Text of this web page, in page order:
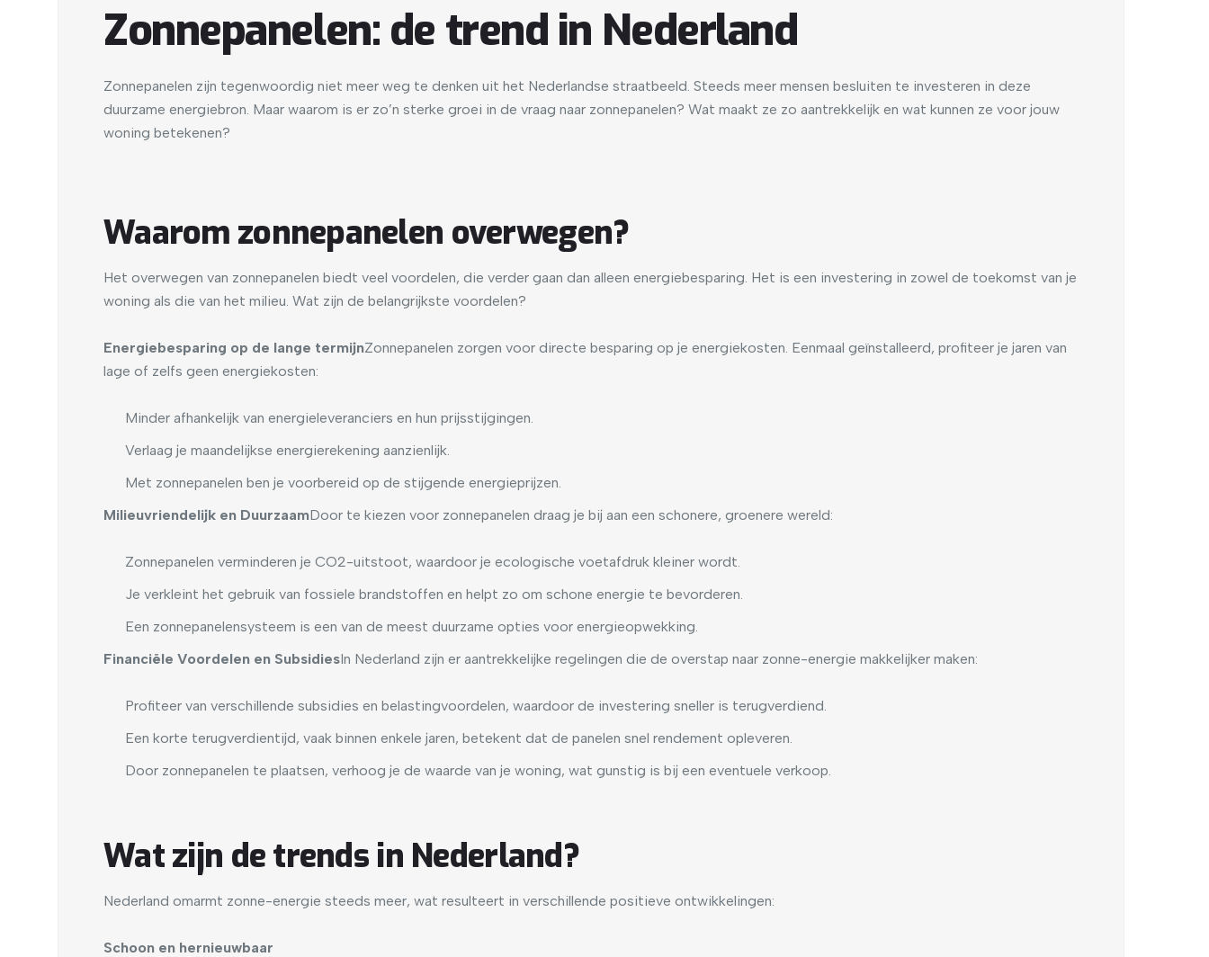
Zonnepanelen: de trend in Nederland
Zonnepanelen zijn tegenwoordig niet meer weg te denken uit het Nederlandse straatbeeld. Steeds meer mensen besluiten te investeren in deze
duurzame energiebron. Maar waarom is er zo’n sterke groei in de vraag naar zonnepanelen? Wat maakt ze zo aantrekkelijk en wat kunnen ze voor jouw
woning betekenen?
Waarom zonnepanelen overwegen?
Het overwegen van zonnepanelen biedt veel voordelen, die verder gaan dan alleen energiebesparing. Het is een investering in zowel de toekomst van je
woning als die van het milieu. Wat zijn de belangrijkste voordelen?
Energiebesparing op de lange termijnZonnepanelen zorgen voor directe besparing op je energiekosten. Eenmaal geïnstalleerd, profiteer je jaren van
lage of zelfs geen energiekosten:
Minder afhankelijk van energieleveranciers en hun prijsstijgingen.
Verlaag je maandelijkse energierekening aanzienlijk.
Met zonnepanelen ben je voorbereid op de stijgende energieprijzen.
Milieuvriendelijk en DuurzaamDoor te kiezen voor zonnepanelen draag je bij aan een schonere, groenere wereld:
Zonnepanelen verminderen je CO2-uitstoot, waardoor je ecologische voetafdruk kleiner wordt.
Je verkleint het gebruik van fossiele brandstoffen en helpt zo om schone energie te bevorderen.
Een zonnepanelensysteem is een van de meest duurzame opties voor energieopwekking.
Financiële Voordelen en SubsidiesIn Nederland zijn er aantrekkelijke regelingen die de overstap naar zonne-energie makkelijker maken:
Profiteer van verschillende subsidies en belastingvoordelen, waardoor de investering sneller is terugverdiend.
Een korte terugverdientijd, vaak binnen enkele jaren, betekent dat de panelen snel rendement opleveren.
Door zonnepanelen te plaatsen, verhoog je de waarde van je woning, wat gunstig is bij een eventuele verkoop.
Wat zijn de trends in Nederland?
Nederland omarmt zonne-energie steeds meer, wat resulteert in verschillende positieve ontwikkelingen:
Schoon en hernieuwbaar